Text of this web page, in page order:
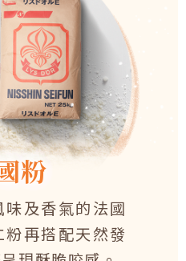
粉
及香氣的法國
再搭配天然發